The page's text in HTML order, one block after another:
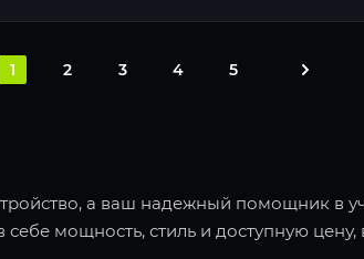
1 2 3 4 5
а ваш надежный помощник в
мощность, стиль и доступную